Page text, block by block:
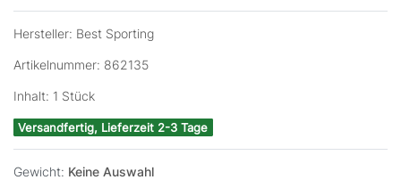
Hersteller: Best Sporting
Artikelnummer: 862135
Inhalt: 1 Stück
Versandfertig, Lieferzeit 2-3 Tage
Gewicht: Keine Auswahl